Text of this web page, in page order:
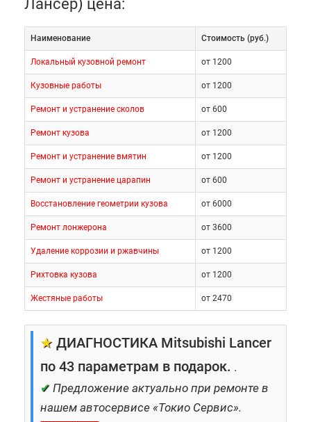
Лансер) цена:
Наименование Cтоимость (руб.)
Локальный кузовной ремонт от 1200
Кузовные работы от 1200
Ремонт и устранение сколов от 600
Ремонт кузова от 1200
Ремонт и устранение вмятин от 1200
Ремонт и устранение царапин от 600
Восстановление геометрии кузова от 6000
Ремонт лонжерона от 3600
Удаление коррозии и ржавчины от 1200
Рихтовка кузова от 1200
Жестяные работы от 2470
★ ДИАГНОСТИКА Mitsubishi Lancer
по 43 параметрам в подарок. .
✔ Предложение актуально при ремонте в
нашем автосервисе «Токио Сервис».